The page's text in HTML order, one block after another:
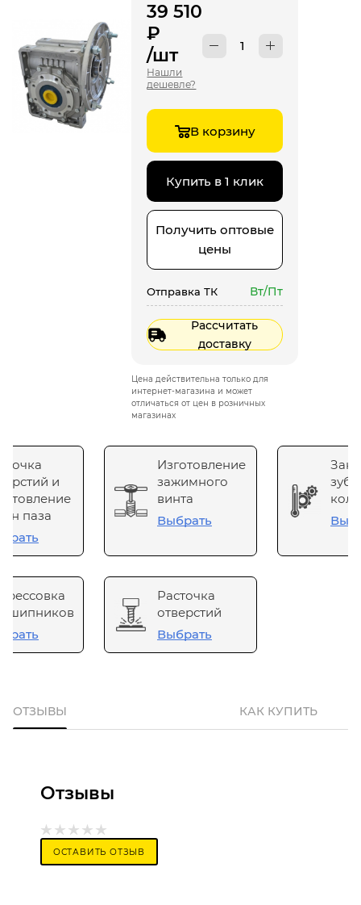
39 510
₽
/шт
Нашли
дешевле?
В корзину
Купить в 1 клик
Получить оптовые
цены
Отправка ТК Вт/Пт
Рассчитать
доставку
Цена действительна только для
интернет-магазина и может
отличаться от цен в розничных
магазинах
и
паза
Изготовление
зажимного
винта
Выбрать
Расточка
отверстий
Выбрать
ОТЗЫВЫ КАК КУПИТЬ
Отзывы
ОСТАВИТЬ ОТЗЫВ